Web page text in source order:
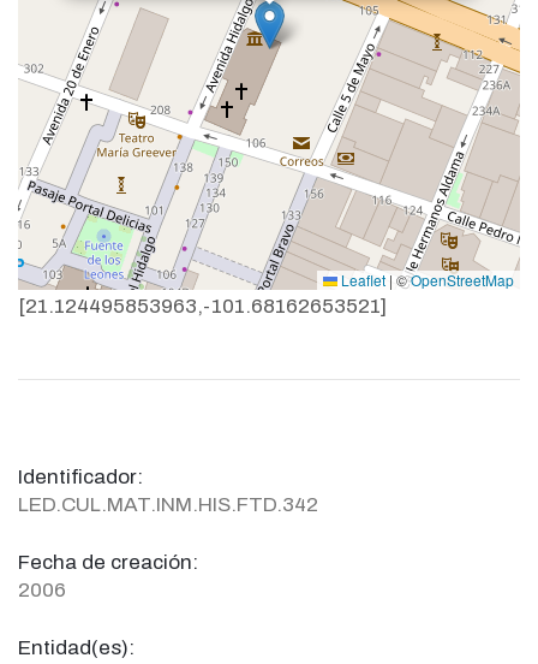
Leaflet | ©OpenStreetMap
[21.124495853963,-101.68162653521]
Identificador:
LED.CUL.MAT.INM.HIS.FTD.342
Fecha de creación:
2006
Entidad(es):